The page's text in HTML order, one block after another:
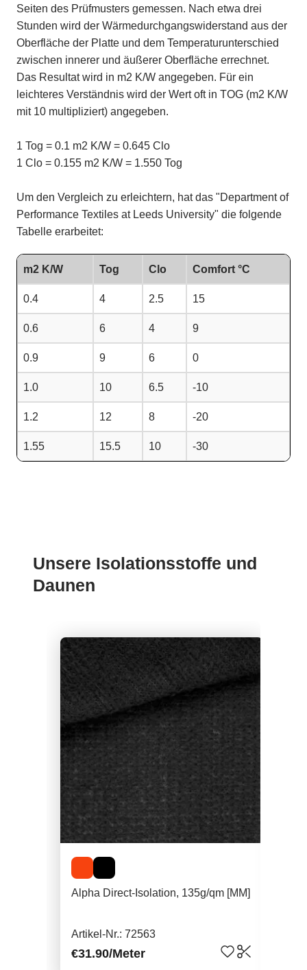
Seiten des Prüfmusters gemessen. Nach etwa drei
Stunden wird der Wärmedurchgangswiderstand aus der
Oberfläche der Platte und dem Temperaturunterschied
zwischen innerer und äußerer Oberfläche errechnet.
Das Resultat wird in m2 K/W angegeben. Für ein
leichteres Verständnis wird der Wert oft in TOG (m2 K/W
mit 10 multipliziert) angegeben.
1 Tog = 0.1 m2 K/W = 0.645 Clo
1 Clo = 0.155 m2 K/W = 1.550 Tog
Um den Vergleich zu erleichtern, hat das "Department of
Performance Textiles at Leeds University" die folgende
Tabelle erarbeitet:
m2 K/W Tog Clo Comfort °C
0.4 4 2.5 15
0.6 6 4 9
0.9 9 6 0
1.0 10 6.5 -10
1.2 12 8 -20
1.55 15.5 10 -30
Unsere Isolationsstoffe und
Daunen
Alpha Direct-Isolation, 135g/qm [MM]
Artikel-Nr.: 72563
€31.90/Meter